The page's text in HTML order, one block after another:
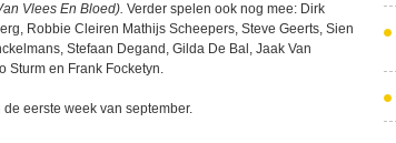
Vlees En Bloed). Verder spelen ook nog mee: Dirk
Robbie Cleiren Mathijs Scheepers, Steve Geerts, Sien
Stefaan Degand, Gilda De Bal, Jaak Van
Sturm en Frank Focketyn.
eerste week van september.